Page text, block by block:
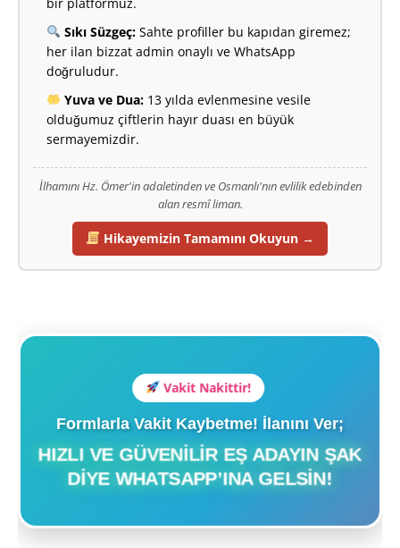
Sıkı Süzgeç:Sahte profiller bu kapıdan giremez;
her ilan bizzat admin onaylı ve WhatsApp
doğruludur.
Yuva ve Dua:13 yılda evlenmesine vesile
olduğumuz çiftlerin hayır duası en büyük
sermayemizdir.
İlhamını Hz. Ömer'in adaletinden ve Osmanlı'nın evlilik edebinden
alan resmî liman.
Hikayemizin Tamamını Okuyun →
Vakit Nakittir!
Formlarla Vakit Kaybetme! İlanını Ver;
HIZLI VE GÜVENILIR EŞ ADAYIN ŞAK
DIYE WHATSAPP’INA GELSIN!